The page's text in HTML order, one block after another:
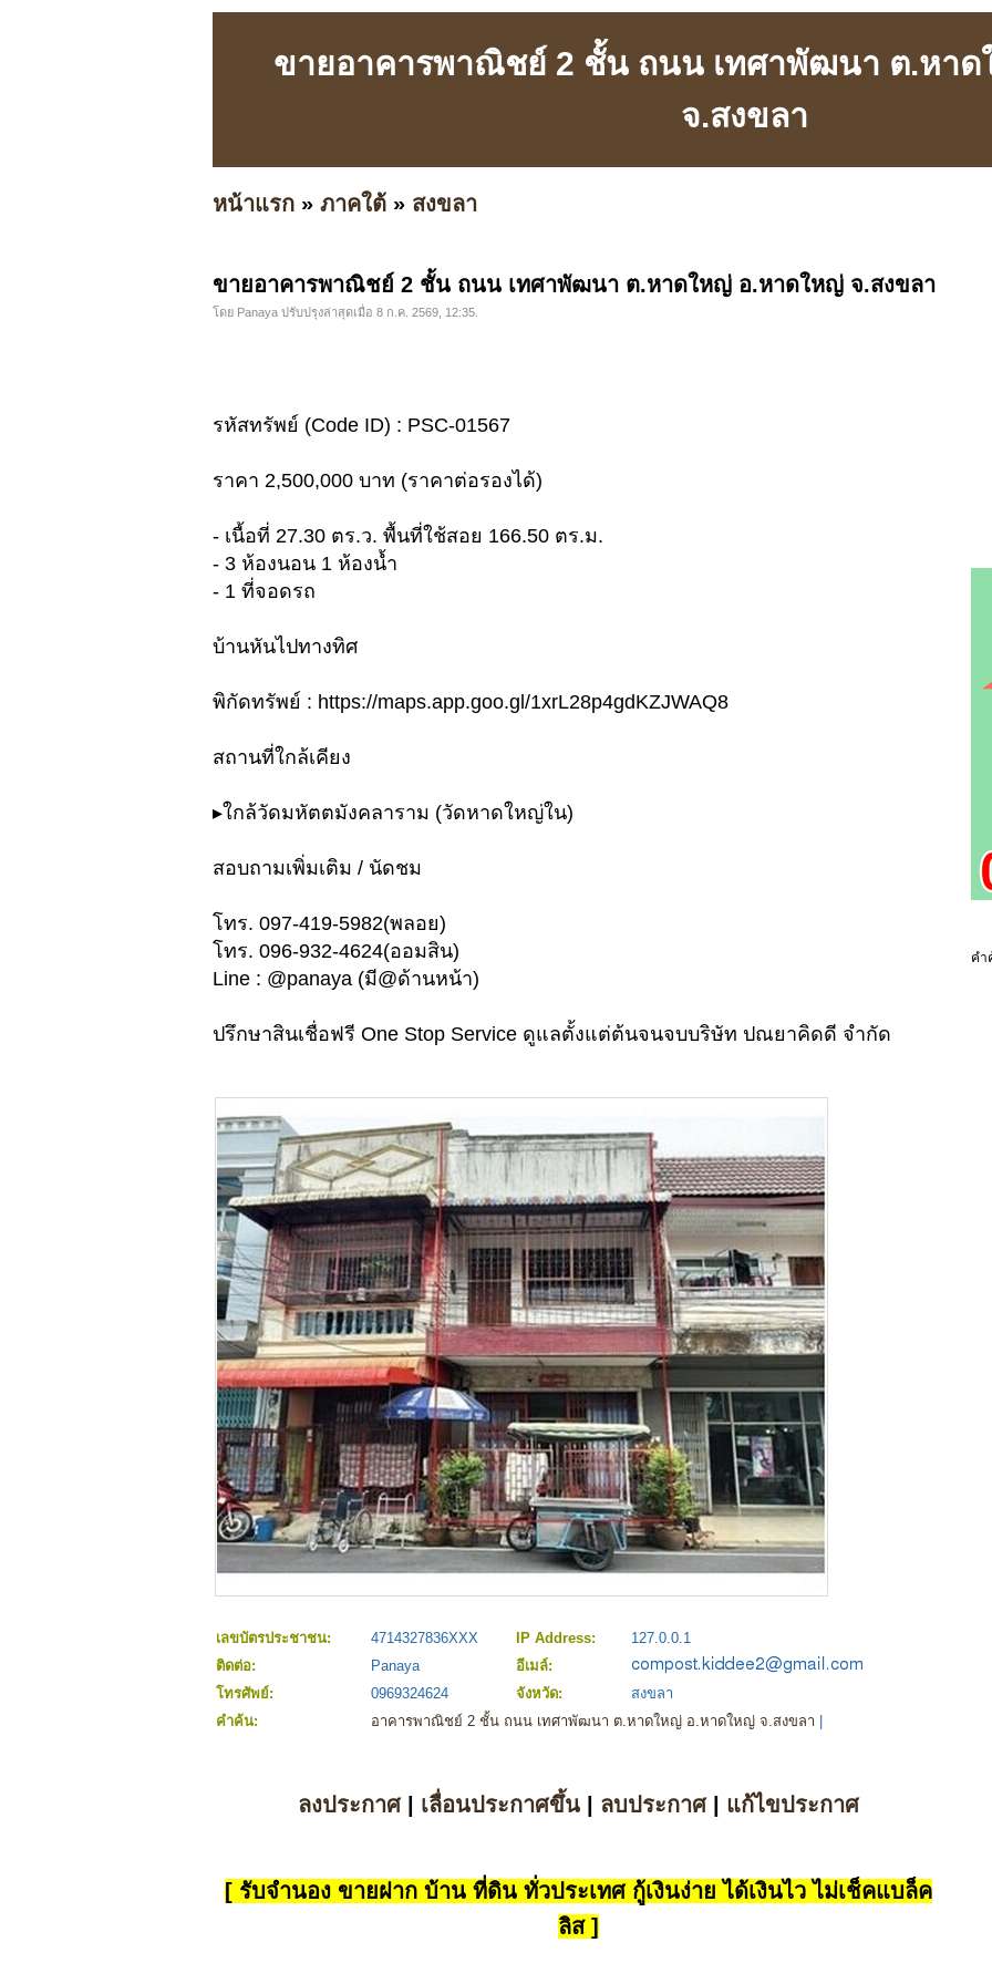
ขายอาคารพาณิชย์ 2 ชั้น ถนน เทศาพัฒนา ต.หา
จ.สงขลา
หน้าแรก » ภาคใต้ » สงขลา
ขายอาคารพาณิชย์ 2 ชั้น ถนน เทศาพัฒนา ต.หาดใหญ่ อ.หาดใหญ่ จ.สงขลา
โดย Panaya ปรับปรุงล่าสุดเมื่อ 8 ก.ค. 2569, 12:35.
รหัสทรัพย์ (Code ID) : PSC-01567
ราคา 2,500,000 บาท (ราคาต่อรองได้)
- เนื้อที่ 27.30 ตร.ว. พื้นที่ใช้สอย 166.50 ตร.ม.
- 3 ห้องนอน 1 ห้องน้ำ
- 1 ที่จอดรถ
บ้านหันไปทางทิศ
พิกัดทรัพย์ : https://maps.app.goo.gl/1xrL28p4gdKZJWAQ8
สถานที่ใกล้เคียง
▸ใกล้วัดมหัตตมังคลาราม (วัดหาดใหญ่ใน)
สอบถามเพิ่มเติม / นัดชม
โทร. 097-419-5982(พลอย)
โทร. 096-932-4624(ออมสิน)
Line : @panaya (มี@ด้านหน้า)
ปรึกษาสินเชื่อฟรี One Stop Service ดูแลตั้งแต่ต้นจนจบบริษัท ปณยาคิดดี จำกัด
เลขบัตรประชาชน: 4714327836XXX IP Address:
127.0.0.1
ติดต่อ:
Panaya
อีเมล์:
โทรศัพย์:
0969324624 จังหวัด:
สงขลา
คำค้น:
อาคารพาณิชย์ 2 ชั้น ถนน เทศาพัฒนา ต.หาดใหญ่ อ.หาดใหญ่ จ.สงขลา
ลงประกาศ| เลื่อนประกาศขึ้น| ลบประกาศ| แก้ไขประกาศ
[ รับจำนอง ขายฝาก บ้าน ที่ดิน ทั่วประเทศ กู้เงินง่าย ได้เงินไว ไม่เช็คแบล็ค
ลิส ]
คำ